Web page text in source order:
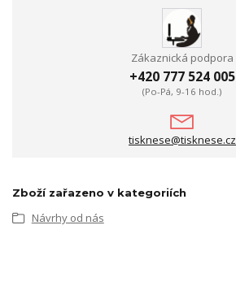
Zákaznická podpora
+420 777 524 005
(Po-Pá, 9-16 hod.)
tisknese@tisknese.cz
Zboží zařazeno v kategoriích
Návrhy od nás